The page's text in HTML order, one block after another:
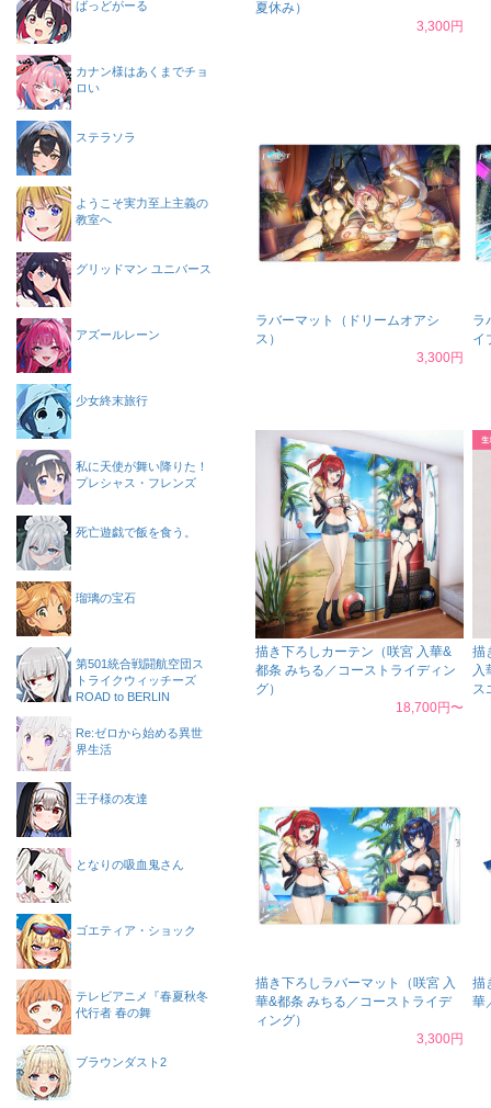
夏休み）
3,300円
ラバーマット（ドリームオアシ
ス）
3,300円
ラ
イ
描き下ろしカーテン（咲宮 入華&
都条 みちる／コーストライディン
グ）
18,700円〜
描
入
ス
描き下ろしラバーマット（咲宮 入
華&都条 みちる／コーストライデ
ィング）
3,300円
描
華
ばっどがーる
カナン様はあくまでチョ
ロい
ステラソラ
ようこそ実力至上主義の
教室へ
グリッドマン ユニバース
アズールレーン
少女終末旅行
私に天使が舞い降りた！
プレシャス・フレンズ
死亡遊戯で飯を食う。
瑠璃の宝石
第501統合戦闘航空団ス
トライクウィッチーズ
ROAD to BERLIN
Re:ゼロから始める異世
界生活
王子様の友達
となりの吸血鬼さん
ゴエティア・ショック
テレビアニメ『春夏秋冬
代行者 春の舞
ブラウンダスト2